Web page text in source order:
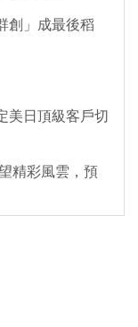
創」成最後稻
美日頂級客戶切
精彩風雲，預